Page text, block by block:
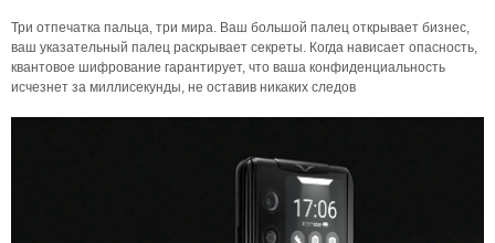
Три отпечатка пальца, три мира. Ваш большой палец открывает бизнес,
ваш указательный палец раскрывает секреты. Когда нависает опасность,
квантовое шифрование гарантирует, что ваша конфиденциальность
исчезнет за миллисекунды, не оставив никаких следов